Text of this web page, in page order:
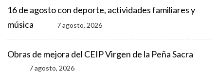
16 de agosto con deporte, actividades familiares y
música
7 agosto, 2026
Obras de mejora del CEIP Virgen de la Peña Sacra
7 agosto, 2026